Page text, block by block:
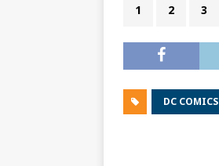
1 2 3
DC COMICS